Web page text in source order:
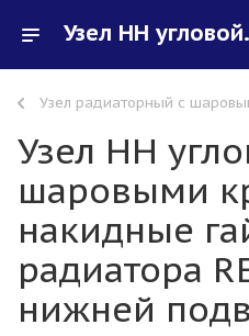
Узел НН угловой с
Узел радиаторный с
Узел НН
шаровыми
накидные
радиатора
нижней